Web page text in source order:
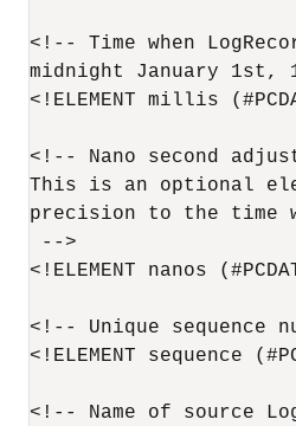
<!-- Time when
midnight January 1st,
<!ELEMENT millis
<!-- Nano second
This is an optional
precision to the time
-->
<!ELEMENT nanos
<!-- Unique sequence
<!ELEMENT sequence
<!-- Name of source